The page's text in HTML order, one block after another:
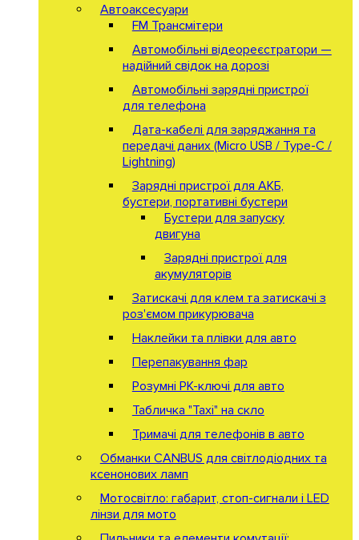
Автоаксесуари
FM Трансмітери
Автомобільні відеореєстратори —
надійний свідок на дорозі
Автомобільні зарядні пристрої
для телефона
Дата-кабелі для заряджання та
передачі даних (Micro USB / Type-C /
Lightning)
Зарядні пристрої для АКБ,
бустери, портативні бустери
Бустери для запуску
двигуна
Зарядні пристрої для
акумуляторів
Затискачі для клем та затискачі з
роз'ємом прикурювача
Наклейки та плівки для авто
Перепакування фар
Розумні РК-ключі для авто
Табличка "Taxi" на скло
Тримачі для телефонів в авто
Обманки CANBUS для світлодіодних та
ксенонових ламп
Мотосвітло: габарит, стоп-сигнали і LED
лінзи для мото